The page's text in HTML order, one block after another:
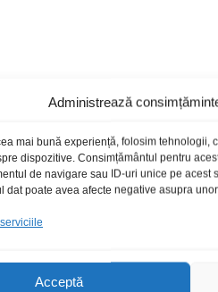
Administrează
mai bună experiență, folosim tehnologii,
dispozitive. Consimțământul pentru
de navigare sau ID-uri unice pe acest
dat poate avea afecte negative asupra
Acceptă
Produse